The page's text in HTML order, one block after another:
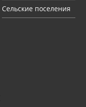
Сельские поселения